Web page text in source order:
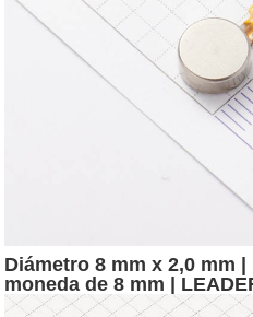
Diámetro 8 mm x 2,0 mm
moneda de 8 mm |